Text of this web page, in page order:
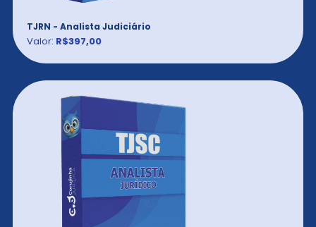
TJRN - Analista Judiciário
Valor: R$397,00